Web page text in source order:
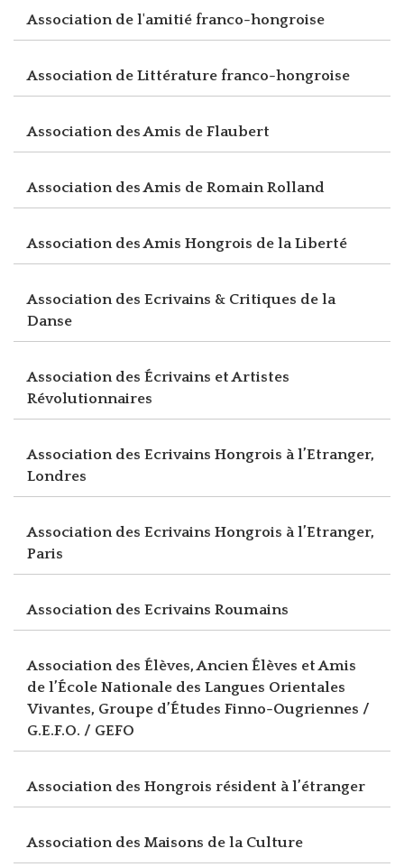
Association de l'amitié franco-hongroise
Association de Littérature franco-hongroise
Association des Amis de Flaubert
Association des Amis de Romain Rolland
Association des Amis Hongrois de la Liberté
Association des Ecrivains & Critiques de la
Danse
Association des Écrivains et Artistes
Révolutionnaires
Association des Ecrivains Hongrois à l’Etranger,
Londres
Association des Ecrivains Hongrois à l’Etranger,
Paris
Association des Ecrivains Roumains
Association des Élèves, Ancien Élèves et Amis
de l’École Nationale des Langues Orientales
Vivantes, Groupe d’Études Finno-Ougriennes /
G.E.F.O. / GEFO
Association des Hongrois résident à l’étranger
Association des Maisons de la Culture